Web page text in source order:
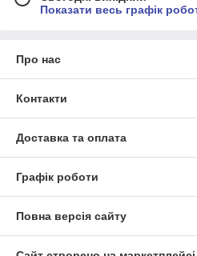
Показати весь графік
Про нас
Контакти
Доставка та оплата
Графік роботи
Повна версія сайту